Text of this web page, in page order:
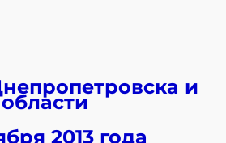
и
области
2013 года